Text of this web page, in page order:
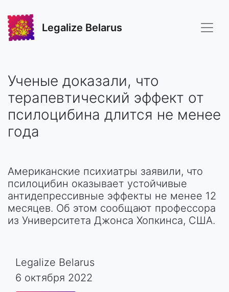
Legalize Belarus
Ученые доказали, что
терапевтический эффект от
псилоцибина длится не менее
года
Американские психиатры заявили, что
псилоцибин оказывает устойчивые
антидепрессивные эффекты не менее 12
месяцев. Об этом сообщают профессора
из Университета Джонса Хопкинса, США.
Legalize Belarus
6 октября 2022